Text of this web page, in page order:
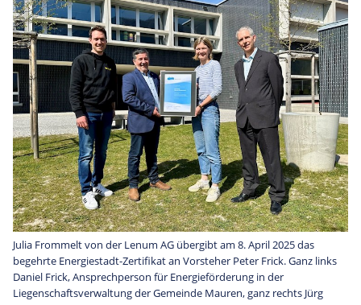
Julia Frommelt von der Lenum AG übergibt am 8. April 2025 das
begehrte Energiestadt-Zertifikat an Vorsteher Peter Frick. Ganz links
Daniel Frick, Ansprechperson für Energieförderung in der
Liegenschaftsverwaltung der Gemeinde Mauren, ganz rechts Jürg